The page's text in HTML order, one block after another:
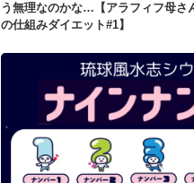
う無理なのかな…【アラフィフ母さ
の仕組みダイエット#1】